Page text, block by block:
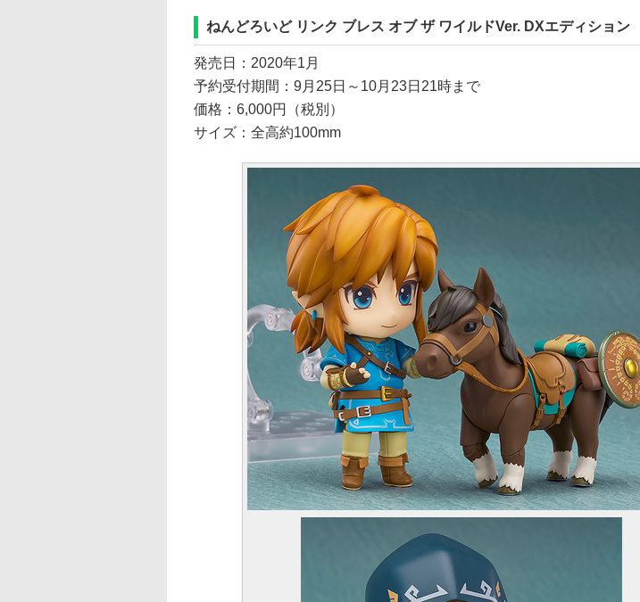
ねんどろいど リンク ブレス オブ ザ ワイルドVer. DXエディション
発売日：2020年1月
予約受付期間：9月25日～10月23日21時まで
価格：6,000円（税別）
サイズ：全高約100mm